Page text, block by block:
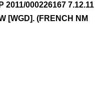
2011/000226167 7.12.11
[WGD]. (FRENCH NM